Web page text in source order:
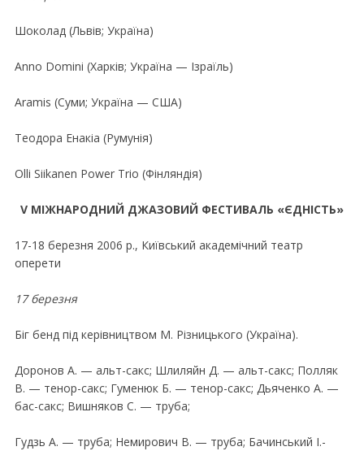
Шоколад (Львiв; Україна)
Anno Domini (Харкiв; Україна — Iзраїль)
Aramis (Суми; Україна — США)
Теодора Енакiа (Румунiя)
Olli Siikanen Power Trio (Фiнляндiя)
V МIЖНАРОДНИЙ ДЖАЗОВИЙ ФЕСТИВАЛЬ «ЄДНIСТЬ»
17-18 березня 2006 р., Київський академiчний театр
оперети
17 березня
Бiг бенд пiд керiвництвом М. Рiзницького (Україна).
Доронов А. — альт-сакс; Шлиляйн Д. — альт-сакс; Полляк
В. — тенор-сакс; Гуменюк Б. — тенор-сакс; Дьяченко А. —
бас-сакс; Вишняков С. — труба;
Гудзь А. — труба; Немирович В. — труба; Бачинський I.-